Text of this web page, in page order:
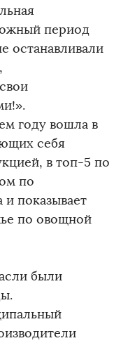
период
останавливали
году вошла в
себя
в топ-5 по
по
и показывает
по овощной
были